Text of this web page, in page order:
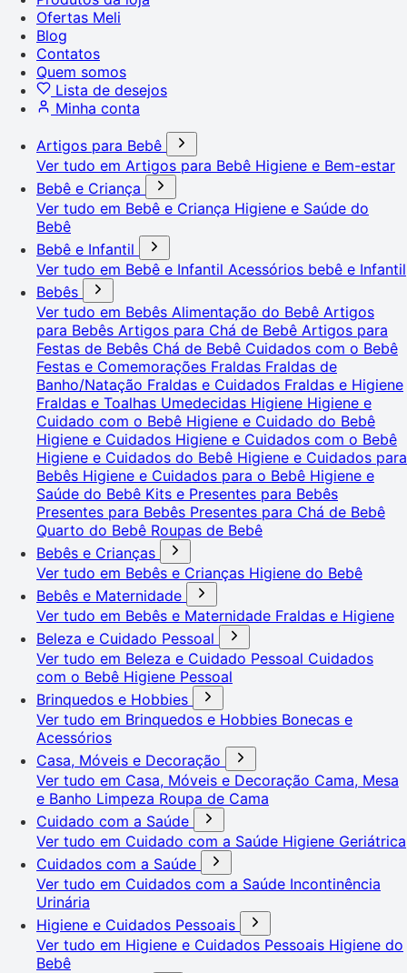
Ofertas Meli
Blog
Contatos
Quem somos
Lista de desejos
Minha conta
Artigos para Bebê
Ver tudo em Artigos para Bebê Higiene e Bem-estar
Bebê e Criança
Ver tudo em Bebê e Criança Higiene e Saúde do
Bebê
Bebê e Infantil
Ver tudo em Bebê e Infantil Acessórios bebê e Infantil
Bebês
Ver tudo em Bebês Alimentação do Bebê Artigos
para Bebês Artigos para Chá de Bebê Artigos para
Festas de Bebês Chá de Bebê Cuidados com o Bebê
Festas e Comemorações Fraldas Fraldas de
Banho/Natação Fraldas e Cuidados Fraldas e Higiene
Fraldas e Toalhas Umedecidas Higiene Higiene e
Cuidado com o Bebê Higiene e Cuidado do Bebê
Higiene e Cuidados Higiene e Cuidados com o Bebê
Higiene e Cuidados do Bebê Higiene e Cuidados para
Bebês Higiene e Cuidados para o Bebê Higiene e
Saúde do Bebê Kits e Presentes para Bebês
Presentes para Bebês Presentes para Chá de Bebê
Quarto do Bebê Roupas de Bebê
Bebês e Crianças
Ver tudo em Bebês e Crianças Higiene do Bebê
Bebês e Maternidade
Ver tudo em Bebês e Maternidade Fraldas e Higiene
Beleza e Cuidado Pessoal
Ver tudo em Beleza e Cuidado Pessoal Cuidados
com o Bebê Higiene Pessoal
Brinquedos e Hobbies
Ver tudo em Brinquedos e Hobbies Bonecas e
Acessórios
Casa, Móveis e Decoração
Ver tudo em Casa, Móveis e Decoração Cama, Mesa
e Banho Limpeza Roupa de Cama
Cuidado com a Saúde
Ver tudo em Cuidado com a Saúde Higiene Geriátrica
Cuidados com a Saúde
Ver tudo em Cuidados com a Saúde Incontinência
Urinária
Higiene e Cuidados Pessoais
Ver tudo em Higiene e Cuidados Pessoais Higiene do
Bebê